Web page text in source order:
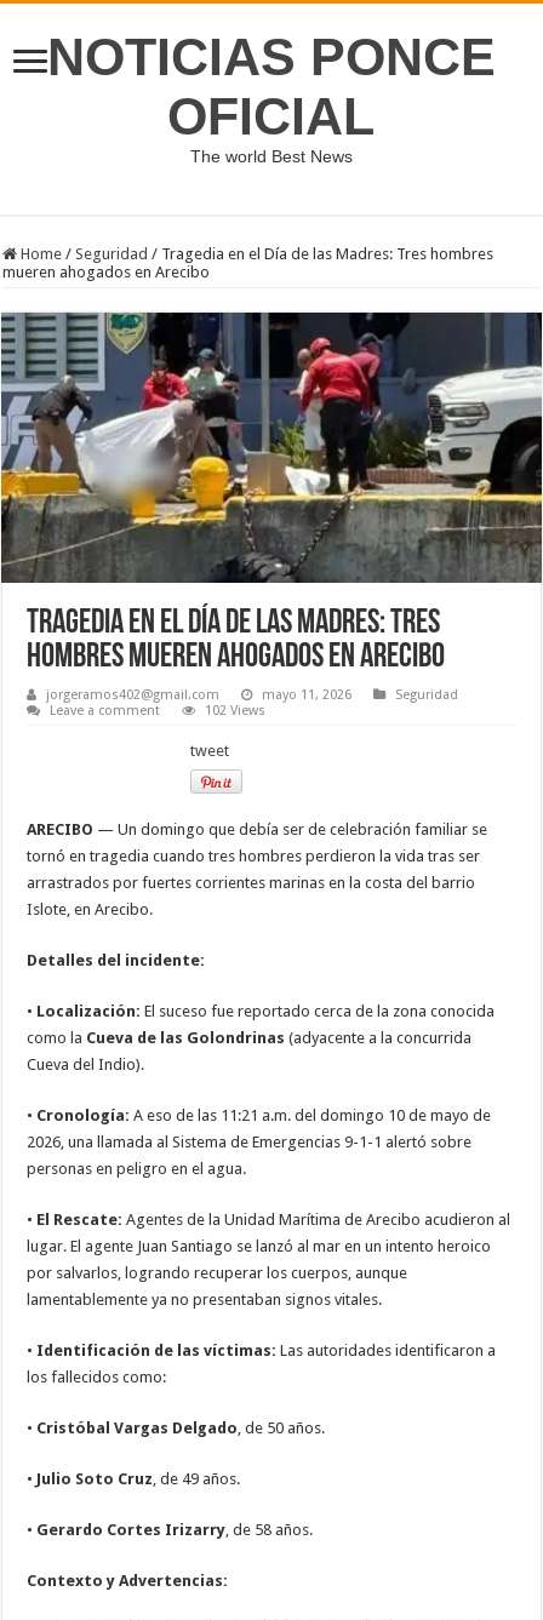
NOTICIAS PONCE
OFICIAL
The world Best News
Home / Seguridad / Tragedia en el Día de las Madres: Tres hombres
mueren ahogados en Arecibo
Tragedia en el Día de las Madres: Tres
hombres mueren ahogados en Arecibo
jorgeramos402@gmail.com mayo 11, 2026
Seguridad
Leave a comment
102 Views
tweet
ARECIBO — Un domingo que debía ser de celebración familiar se
tornó en tragedia cuando tres hombres perdieron la vida tras ser
arrastrados por fuertes corrientes marinas en la costa del barrio
Islote, en Arecibo.
Detalles del incidente:
• Localización: El suceso fue reportado cerca de la zona conocida
como la Cueva de las Golondrinas (adyacente a la concurrida
Cueva del Indio).
• Cronología: A eso de las 11:21 a.m. del domingo 10 de mayo de
2026, una llamada al Sistema de Emergencias 9-1-1 alertó sobre
personas en peligro en el agua.
• El Rescate: Agentes de la Unidad Marítima de Arecibo acudieron al
lugar. El agente Juan Santiago se lanzó al mar en un intento heroico
por salvarlos, logrando recuperar los cuerpos, aunque
lamentablemente ya no presentaban signos vitales.
• Identificación de las víctimas: Las autoridades identificaron a
los fallecidos como:
• Cristóbal Vargas Delgado , de 50 años.
• Julio Soto Cruz , de 49 años.
• Gerardo Cortes Irizarry , de 58 años.
Contexto y Advertencias: